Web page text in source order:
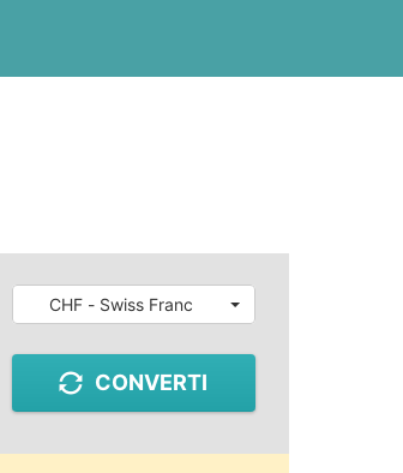
CHF - Swiss Franc
CONVERTI